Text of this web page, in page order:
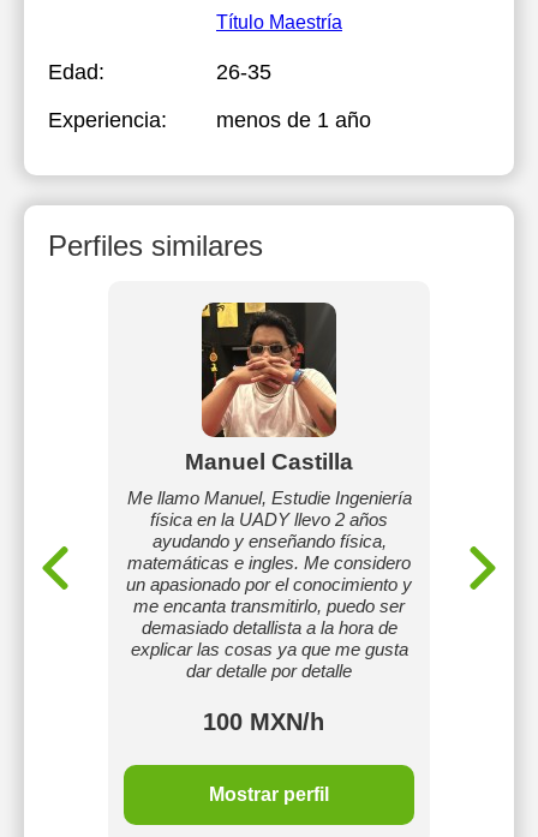
Título Maestría
Edad:
26-35
Experiencia:
menos de 1 año
Perfiles similares
Manuel Castilla
Me llamo Manuel, Estudie Ingeniería
física en la UADY llevo 2 años
ayudando y enseñando física,
matemáticas e ingles. Me considero
un apasionado por el conocimiento y
me encanta transmitirlo, puedo ser
demasiado detallista a la hora de
explicar las cosas ya que me gusta
dar detalle por detalle
100 MXN/h
Mostrar perfil